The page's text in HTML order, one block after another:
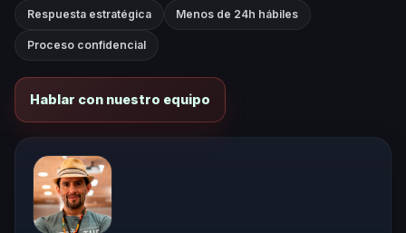
Respuesta estratégica Menos de 24h hábiles
Proceso confidencial
Hablar con nuestro equipo